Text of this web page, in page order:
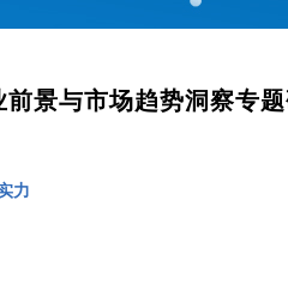
景与市场趋势洞察专
力